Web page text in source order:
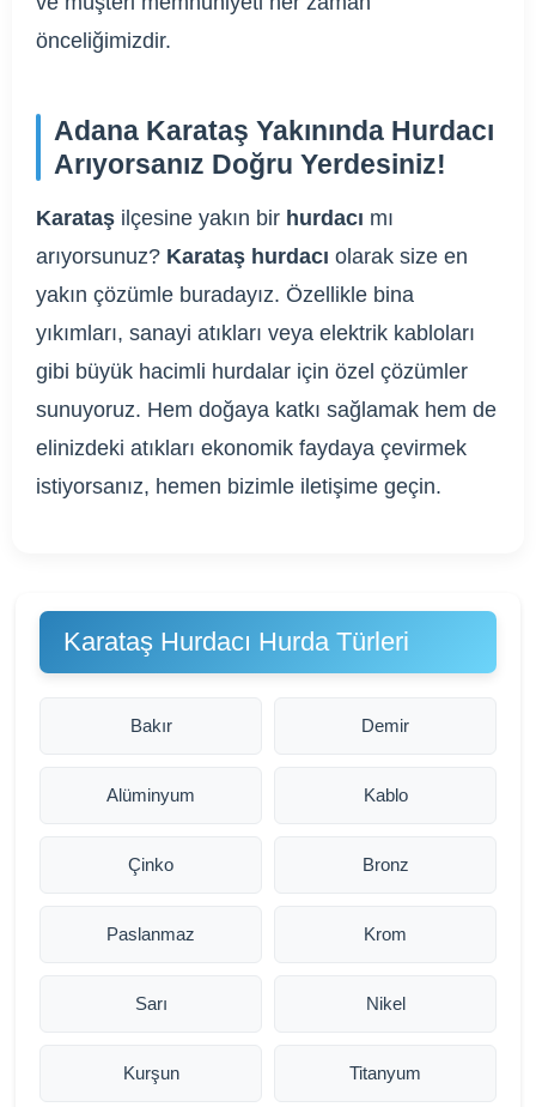
önceliğimizdir.
Adana Karataş Yakınında Hurdacı
Arıyorsanız Doğru Yerdesiniz!
Karataş ilçesine yakın bir hurdacı mı
arıyorsunuz? Karataş hurdacı olarak size en
yakın çözümle buradayız. Özellikle bina
yıkımları, sanayi atıkları veya elektrik kabloları
gibi büyük hacimli hurdalar için özel çözümler
sunuyoruz. Hem doğaya katkı sağlamak hem de
elinizdeki atıkları ekonomik faydaya çevirmek
istiyorsanız, hemen bizimle iletişime geçin.
Karataş Hurdacı Hurda Türleri
Bakır Demir
Alüminyum Kablo
Çinko Bronz
Paslanmaz Krom
Sarı Nikel
Kurşun Titanyum